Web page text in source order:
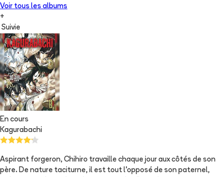
Voir tous les albums
+
Suivie
En cours
Kagurabachi
Aspirant forgeron, Chihiro travaille chaque jour aux côtés de son
père. De nature taciturne, il est tout l'opposé de son paternel,